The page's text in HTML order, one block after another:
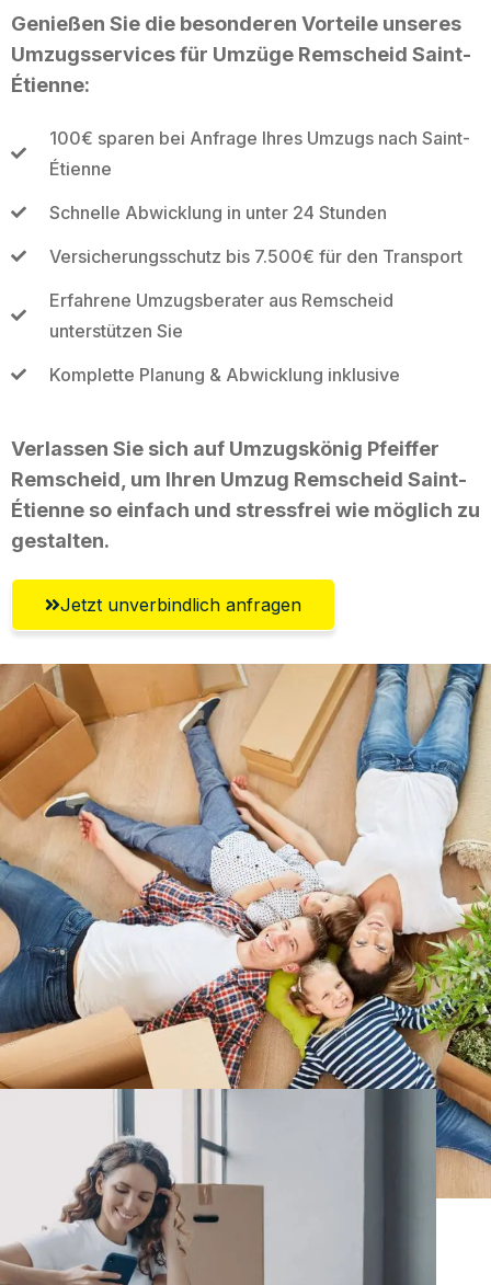
Genießen Sie die besonderen Vorteile unseres
Umzugsservices für Umzüge Remscheid Saint-
Étienne:
100€ sparen bei Anfrage Ihres Umzugs nach Saint-
Étienne
Schnelle Abwicklung in unter 24 Stunden
Versicherungsschutz bis 7.500€ für den Transport
Erfahrene Umzugsberater aus Remscheid
unterstützen Sie
Komplette Planung & Abwicklung inklusive
Verlassen Sie sich auf Umzugskönig Pfeiffer
Remscheid, um Ihren Umzug Remscheid Saint-
Étienne so einfach und stressfrei wie möglich zu
gestalten.
Jetzt unverbindlich anfragen